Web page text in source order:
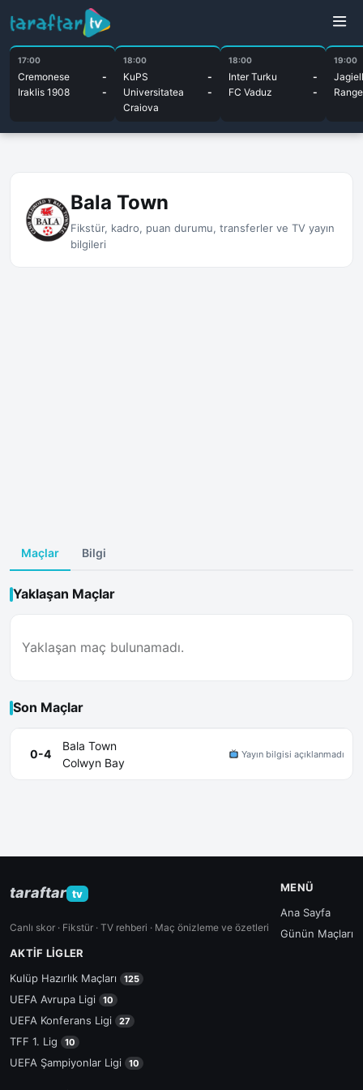
17:00
Cremonese
-
Iraklis 1908
-
18:00
KuPS
-
Universitatea
Craiova
-
18:00
Inter Turku
-
FC Vaduz
-
19:00
Bala Town
Fikstür, kadro, puan durumu, transferler ve TV yayın
bilgileri
Maçlar Bilgi
Yaklaşan Maçlar
Yaklaşan maç bulunamadı.
Son Maçlar
0-4
Bala Town
Colwyn Bay
Yayın bilgisi açıklanmadı
taraftar tv
Canlı skor · Fikstür · TV rehberi · Maç önizleme ve özetleri
MENÜ
Ana Sayfa
Günün Maçları
AKTIF LIGLER
Kulüp Hazırlık Maçları
125
UEFA Avrupa Ligi 10
UEFA Konferans Ligi 27
TFF 1. Lig 10
UEFA Şampiyonlar Ligi 10